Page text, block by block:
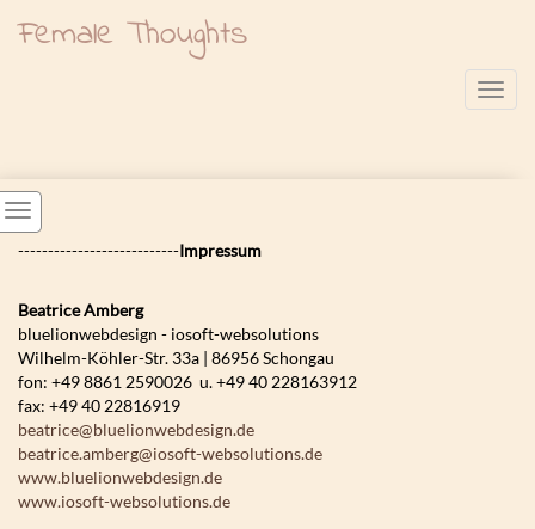
Female Thoughts
---------------------------Impressum
Beatrice Amberg
bluelionwebdesign - iosoft-websolutions
Wilhelm-Köhler-Str. 33a | 86956 Schongau
fon: +49 8861 2590026 u. +49 40 228163912
fax: +49 40 22816919
beatrice@bluelionwebdesign.de
beatrice.amberg@iosoft-websolutions.de
www.bluelionwebdesign.de
www.iosoft-websolutions.de